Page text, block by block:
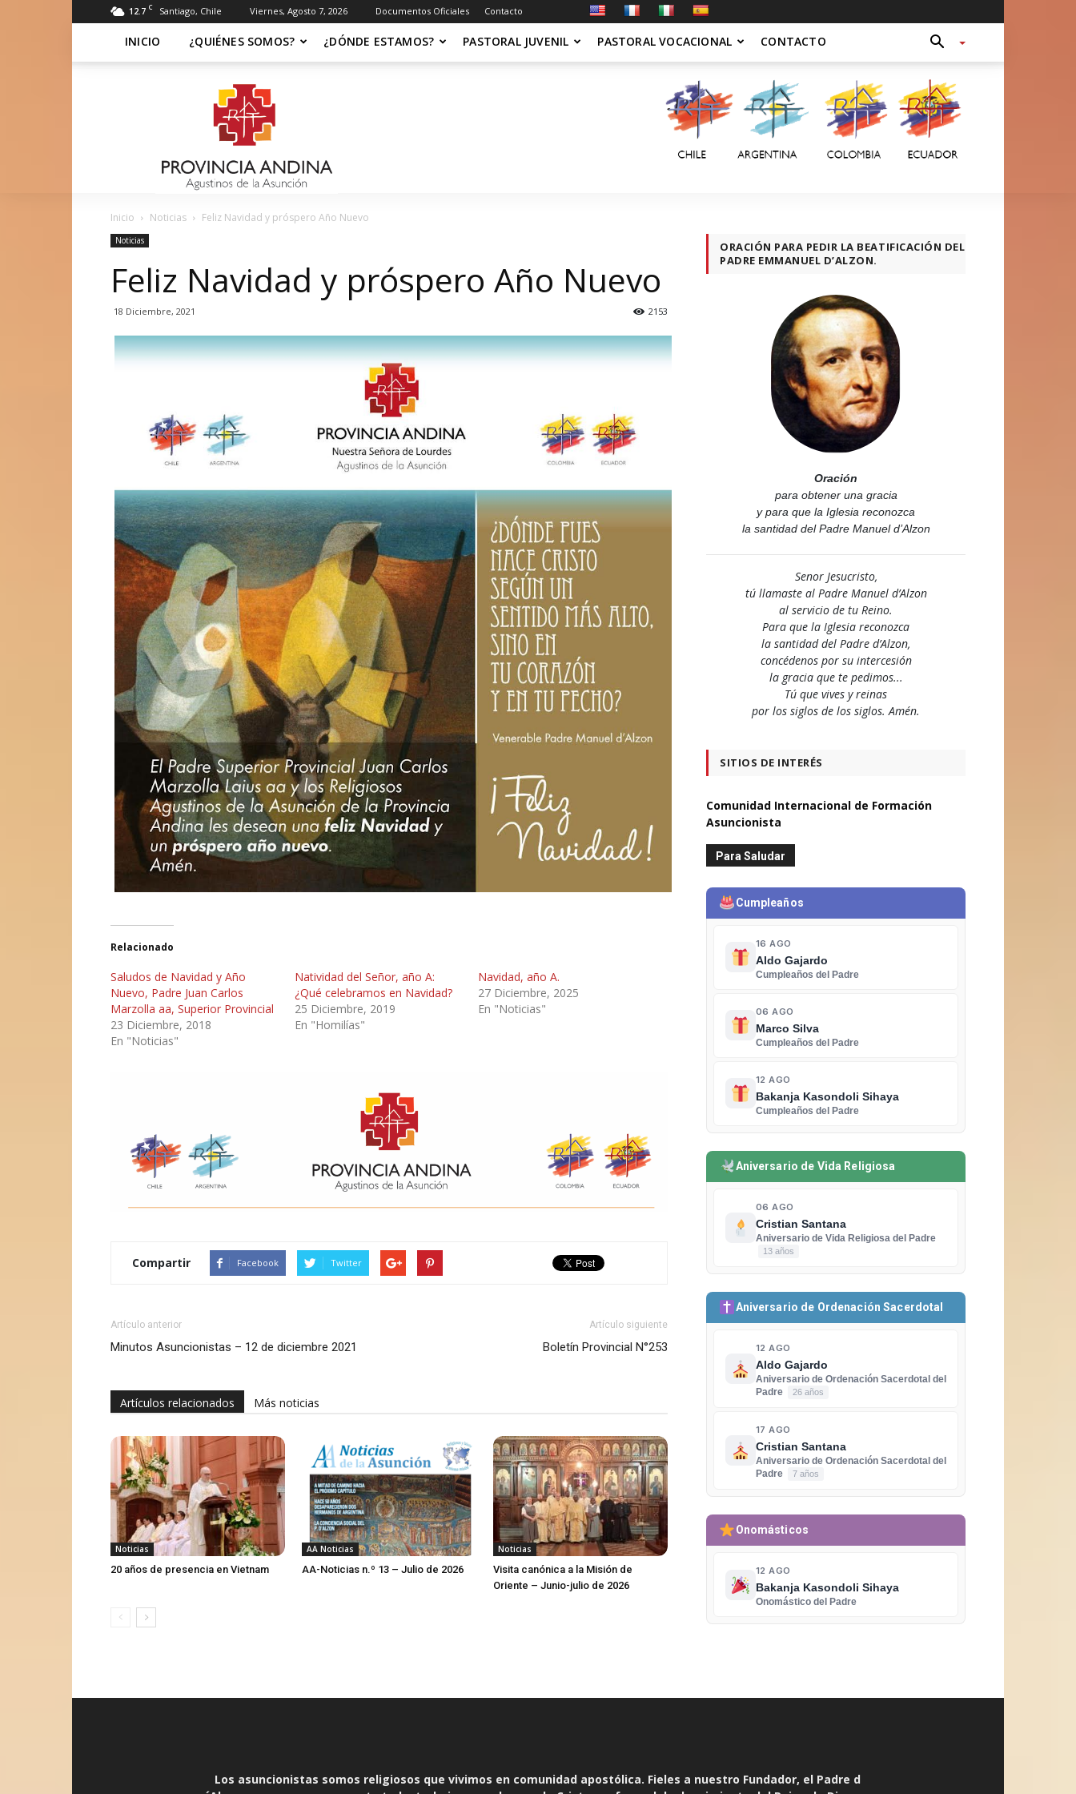
12.7 C Santiago, Chile Viernes, Agosto 7, 2026 Documentos Oficiales Contacto
INICIO ¿QUIÉNES SOMOS? ¿DÓNDE ESTAMOS? PASTORAL JUVENIL PASTORAL VOCACIONAL CONTACTO
Asuncionista
Inicio Noticias Feliz Navidad y próspero Año Nuevo
Noticias
Feliz Navidad y próspero Año Nuevo
18 Diciembre, 2021 2153
Relacionado
Saludos de Navidad y Año
Nuevo, Padre Juan Carlos
Marzolla aa, Superior Provincial
23 Diciembre, 2018
En "Noticias"
Natividad del Señor, año A:
¿Qué celebramos en Navidad?
25 Diciembre, 2019
En "Homilías"
Navidad, año A.
27 Diciembre, 2025
En "Noticias"
Compartir Facebook Twitter
Artículo anterior
Minutos Asuncionistas – 12 de diciembre 2021
Artículo siguiente
Boletín Provincial N°253
Artículos relacionados Más noticias
Noticias
20 años de presencia en Vietnam
AA Noticias
AA-Noticias n.º 13 – Julio de 2026
Noticias
Visita canónica a la Misión de
Oriente – Junio-julio de 2026
ORACIÓN PARA PEDIR LA BEATIFICACIÓN DEL
PADRE EMMANUEL D’ALZON.
Oración
para obtener una gracia
y para que la Iglesia reconozca
la santidad del Padre Manuel d’Alzon
Senor Jesucristo,
tú llamaste al Padre Manuel d’Alzon
al servicio de tu Reino.
Para que la Iglesia reconozca
la santidad del Padre d’Alzon,
concédenos por su intercesión
la gracia que te pedimos...
Tú que vives y reinas
por los siglos de los siglos. Amén.
SITIOS DE INTERÉS
Comunidad Internacional de Formación
Asuncionista
Para Saludar
Cumpleaños
16 AGO
Aldo Gajardo
Cumpleaños del Padre
06 AGO
Marco Silva
Cumpleaños del Padre
12 AGO
Bakanja Kasondoli Sihaya
Cumpleaños del Padre
Aniversario de Vida Religiosa
06 AGO
Cristian Santana
Aniversario de Vida Religiosa del Padre
13 años
Aniversario de Ordenación Sacerdotal
12 AGO
Aldo Gajardo
Aniversario de Ordenación Sacerdotal del
Padre
26 años
17 AGO
Cristian Santana
Aniversario de Ordenación Sacerdotal del
Padre
7 años
Onomásticos
12 AGO
Bakanja Kasondoli Sihaya
Onomástico del Padre
Los asuncionistas somos religiosos que vivimos en comunidad apostólica. Fieles a nuestro Fundador, el Padre d